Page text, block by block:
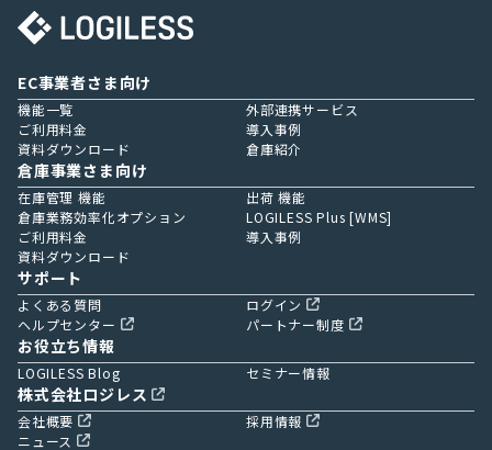
EC事業者さま向け
機能一覧
外部連携サービス
ご利用料金
導入事例
資料ダウンロード
倉庫紹介
倉庫事業さま向け
在庫管理 機能
出荷 機能
倉庫業務効率化オプション
LOGILESS Plus [WMS]
ご利用料金
導入事例
資料ダウンロード
サポート
よくある質問
ログイン
ヘルプセンター
パートナー制度
お役立ち情報
LOGILESS Blog セミナー情報
株式会社ロジレス
会社概要
採用情報
ニュース